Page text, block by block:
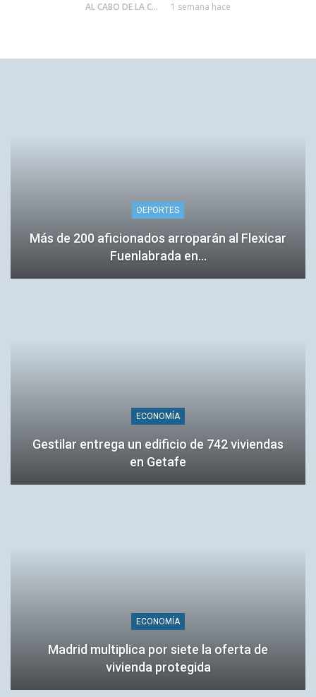
AL CABO DE LA CALLE 1 semana hace
DEPORTES
Más de 200 aficionados arroparán al Flexicar
Fuenlabrada en…
ECONOMÍA
Gestilar entrega un edificio de 742 viviendas
en Getafe
ECONOMÍA
Madrid multiplica por siete la oferta de
vivienda protegida